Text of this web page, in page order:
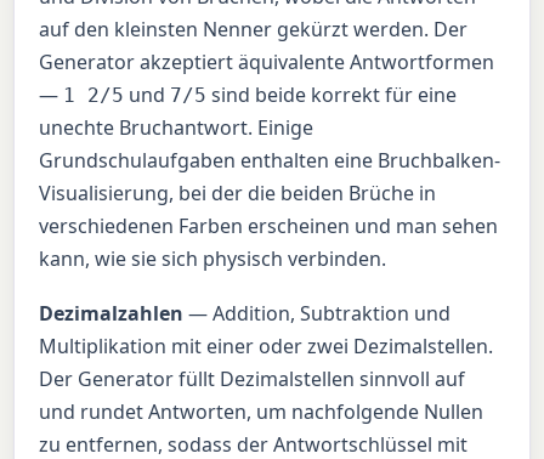
auf den kleinsten Nenner gekürzt werden. Der
Generator akzeptiert äquivalente Antwortformen
— 1 2/5 und 7/5 sind beide korrekt für eine
unechte Bruchantwort. Einige
Grundschulaufgaben enthalten eine Bruchbalken-
Visualisierung, bei der die beiden Brüche in
verschiedenen Farben erscheinen und man sehen
kann, wie sie sich physisch verbinden.
Dezimalzahlen — Addition, Subtraktion und
Multiplikation mit einer oder zwei Dezimalstellen.
Der Generator füllt Dezimalstellen sinnvoll auf
und rundet Antworten, um nachfolgende Nullen
zu entfernen, sodass der Antwortschlüssel mit